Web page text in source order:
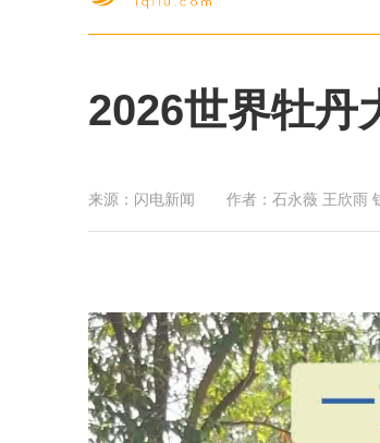
2026世界牡丹
来源： 闪电新闻 作者： 石永薇 王欣雨